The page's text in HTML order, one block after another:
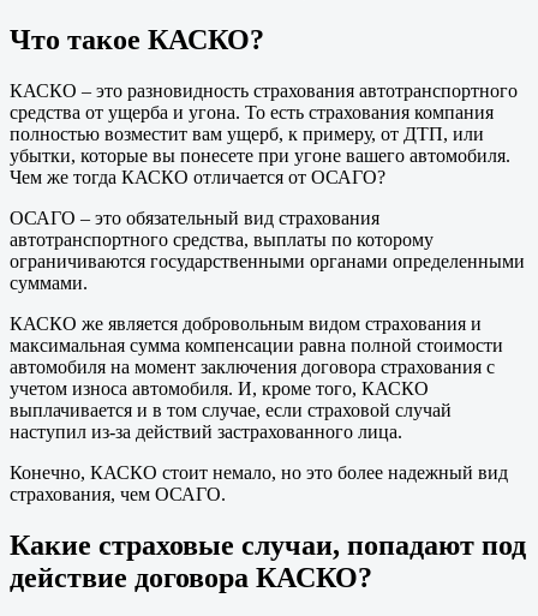
Что такое КАСКО?
КАСКО – это разновидность страхования автотранспортного
средства от ущерба и угона. То есть страхования компания
полностью возместит вам ущерб, к примеру, от ДТП, или
убытки, которые вы понесете при угоне вашего автомобиля.
Чем же тогда КАСКО отличается от ОСАГО?
ОСАГО – это обязательный вид страхования
автотранспортного средства, выплаты по которому
ограничиваются государственными органами определенными
суммами.
КАСКО же является добровольным видом страхования и
максимальная сумма компенсации равна полной стоимости
автомобиля на момент заключения договора страхования с
учетом износа автомобиля. И, кроме того, КАСКО
выплачивается и в том случае, если страховой случай
наступил из-за действий застрахованного лица.
Конечно, КАСКО стоит немало, но это более надежный вид
страхования, чем ОСАГО.
Какие страховые случаи, попадают под
действие договора КАСКО?